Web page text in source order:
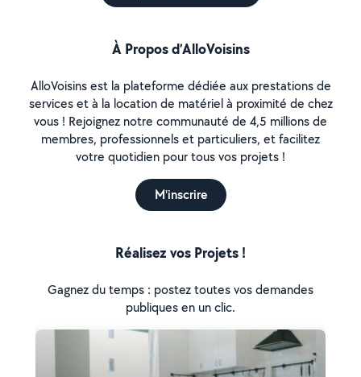
À Propos d’AlloVoisins
AlloVoisins est la plateforme dédiée aux prestations de
services et à la location de matériel à proximité de chez
vous ! Rejoignez notre communauté de 4,5 millions de
membres, professionnels et particuliers, et facilitez
votre quotidien pour tous vos projets !
M'inscrire
Réalisez vos Projets !
Gagnez du temps : postez toutes vos demandes
publiques en un clic.